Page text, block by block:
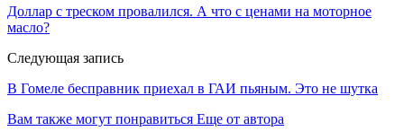
Доллар с треском провалился. А что с ценами на моторное
масло?
Следующая запись
В Гомеле бесправник приехал в ГАИ пьяным. Это не шутка
Вам также могут понравиться Еще от автора